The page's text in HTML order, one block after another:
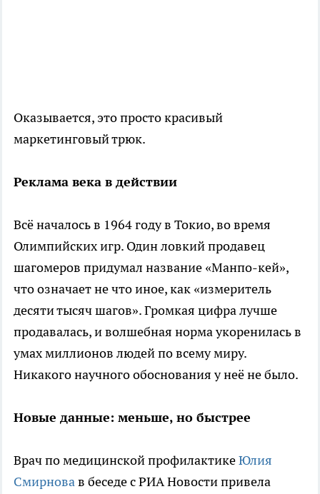
Оказывается, это просто красивый
маркетинговый трюк.
Реклама века в действии
Всё началось в 1964 году в Токио, во время
Олимпийских игр. Один ловкий продавец
шагомеров придумал название «Манпо-кей»,
что означает не что иное, как «измеритель
десяти тысяч шагов». Громкая цифра лучше
продавалась, и волшебная норма укоренилась в
умах миллионов людей по всему миру.
Никакого научного обоснования у неё не было.
Новые данные: меньше, но быстрее
Врач по медицинской профилактикеЮлия
Смирновав беседе с РИА Новости привела